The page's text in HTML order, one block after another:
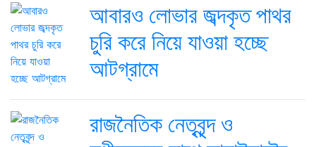
আবারও লোভার জব্দকৃত পাথর
চুরি করে নিয়ে যাওয়া হচ্ছে
আটগ্রামে
রাজনৈতিক নেতৃবৃন্দ ও